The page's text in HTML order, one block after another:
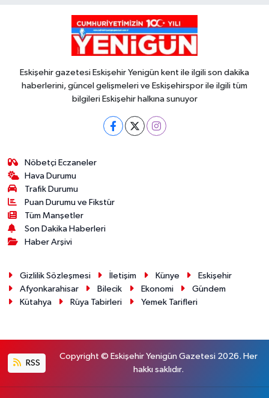
Eskişehir gazetesi Eskişehir Yenigün kent ile ilgili son dakika
haberlerini, güncel gelişmeleri ve Eskişehirspor ile ilgili tüm
bilgileri Eskişehir halkına sunuyor
Nöbetçi Eczaneler
Hava Durumu
Trafik Durumu
Puan Durumu ve Fikstür
Tüm Manşetler
Son Dakika Haberleri
Haber Arşivi
Gizlilik Sözleşmesi İletişim Künye
Eskişehir
Afyonkarahisar
Bilecik Ekonomi
Gündem
Kütahya
Rüya Tabirleri Yemek Tarifleri
RSS
Copyright © Eskişehir Yenigün Gazetesi 2026. Her
hakkı saklıdır.